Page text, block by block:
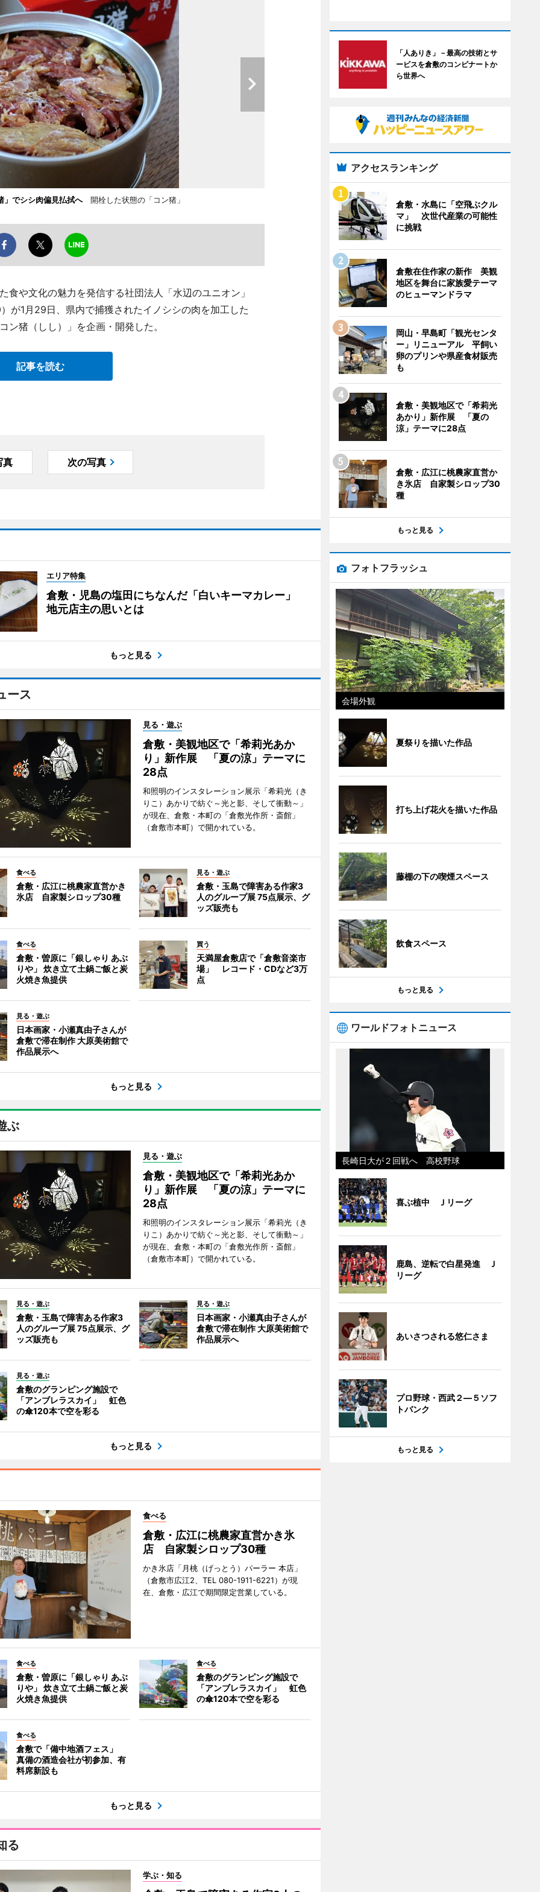
でシシ肉偏見払拭へ開栓した状態の「コン猪」
や文化の魅力を発信する社団法人「水辺のユニオン」
1月29日、県内で捕獲されたイノシシの肉を加工した
猪（しし）」を企画・開発した。
記事を読む
真 次の写真
エリア特集
倉敷・児島の塩田にちなんだ「白いキーマカレー」
地元店主の思いとは
もっと見る
ース
見る・遊ぶ
倉敷・美観地区で「希莉光あか
り」新作展 「夏の涼」テーマに
28点
和照明のインスタレーション展示「希莉光（き
りこ）あかりで紡ぐ～光と影、そして衝動～」
が現在、倉敷・本町の「倉敷光作所・斎館」
（倉敷市本町）で開かれている。
食べる
倉敷・広江に桃農家直営かき
氷店 自家製シロップ30種
見る・遊ぶ
倉敷・玉島で障害ある作家3
人のグループ展 75点展示、グ
ッズ販売も
食べる
倉敷・曽原に「銀しゃり あぶ
りや」 炊き立て土鍋ご飯と炭
火焼き魚提供
買う
天満屋倉敷店で「倉敷音楽市
場」 レコード・CDなど3万
点
見る・遊ぶ
日本画家・小瀬真由子さんが
倉敷で滞在制作 大原美術館で
作品展示へ
もっと見る
ぶ
見る・遊ぶ
倉敷・美観地区で「希莉光あか
り」新作展 「夏の涼」テーマに
28点
和照明のインスタレーション展示「希莉光（き
りこ）あかりで紡ぐ～光と影、そして衝動～」
が現在、倉敷・本町の「倉敷光作所・斎館」
（倉敷市本町）で開かれている。
見る・遊ぶ
倉敷・玉島で障害ある作家3
人のグループ展 75点展示、グ
ッズ販売も
見る・遊ぶ
日本画家・小瀬真由子さんが
倉敷で滞在制作 大原美術館で
作品展示へ
見る・遊ぶ
倉敷のグランピング施設で
「アンブレラスカイ」 虹色
の傘120本で空を彩る
もっと見る
食べる
倉敷・広江に桃農家直営かき氷
店 自家製シロップ30種
かき氷店「月桃（げっとう）パーラー 本店」
（倉敷市広江2、TEL 080-1911-6221）が現
在、倉敷・広江で期間限定営業している。
食べる
倉敷・曽原に「銀しゃり あぶ
りや」 炊き立て土鍋ご飯と炭
火焼き魚提供
食べる
倉敷のグランピング施設で
「アンブレラスカイ」 虹色
の傘120本で空を彩る
食べる
倉敷で「備中地酒フェス」
真備の酒造会社が初参加、有
料席新設も
もっと見る
る
学ぶ・知る
「人ありき」－最高の技術とサ
ービスを倉敷のコンビナートか
ら世界へ
アクセスランキング
倉敷・水島に「空飛ぶクル
マ」 次世代産業の可能性
に挑戦
倉敷在住作家の新作 美観
地区を舞台に家族愛テーマ
のヒューマンドラマ
岡山・早島町「観光センタ
ー」リニューアル 平飼い
卵のプリンや県産食材販売
も
倉敷・美観地区で「希莉光
あかり」新作展 「夏の
涼」テーマに28点
倉敷・広江に桃農家直営か
き氷店 自家製シロップ30
種
もっと見る
フォトフラッシュ
会場外観
夏祭りを描いた作品
打ち上げ花火を描いた作品
藤棚の下の喫煙スペース
飲食スペース
もっと見る
ワールドフォトニュース
長崎日大が２回戦へ 高校野球
喜ぶ植中 Ｊリーグ
鹿島、逆転で白星発進 Ｊ
リーグ
あいさつされる悠仁さま
プロ野球・西武２―５ソフ
トバンク
もっと見る